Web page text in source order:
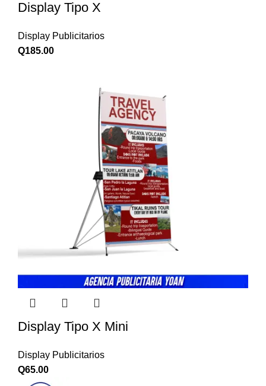
Display Tipo X
Display Publicitarios
Q185.00
Display Tipo X Mini
Display Publicitarios
Q65.00